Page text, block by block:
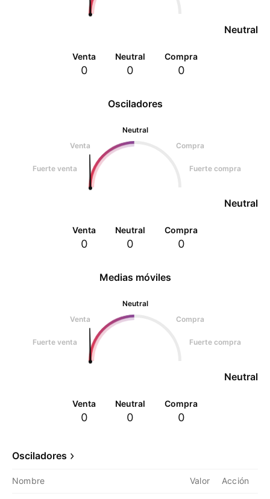
Osciladores
Neutral
Venta
Compra
Fuerte venta Fuerte compra
Neutral
Venta
0
Neutral
0
Compra
0
Neutral
Venta
0
Neutral
0
Compra
0
Medias móviles
Neutral
Venta
Compra
Fuerte venta Fuerte compra
Neutral
Venta
0
Neutral
0
Compra
0
Osciladores
Nombre Valor Acción